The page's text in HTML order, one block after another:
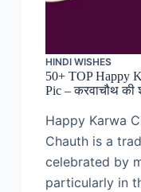
HINDI WISHES
50+ TOP Happy
Pic – करवाचौथ की
Happy Karwa
Chauth is a
celebrated by
particularly in